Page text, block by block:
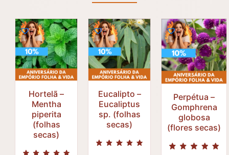
Hortelã –
Mentha
piperita
(folhas
secas)
R$30,25
R$27,23
Eucalipto –
Eucaliptus
sp. (folhas
secas)
R$ 20,57
R$18,52
Perpétua –
Gomphrena
globosa
(flores secas)
R$31,30
R$